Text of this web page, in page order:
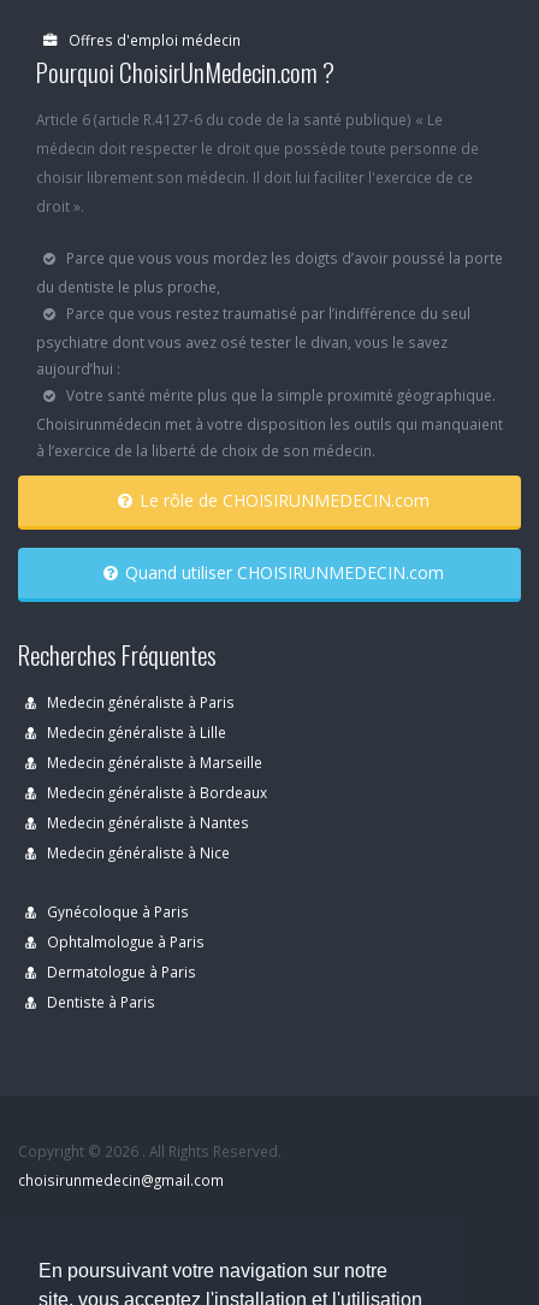
En poursuivant votre navigation sur notre
site, vous acceptez l'installation et l'utilisation
Offres d'emploi médecin
Pourquoi ChoisirUnMedecin.com ?
Article 6 (article R.4127-6 du code de la santé publique) « Le
médecin doit respecter le droit que possède toute personne de
choisir librement son médecin. Il doit lui faciliter l'exercice de ce
droit ».
Parce que vous vous mordez les doigts d’avoir poussé la porte
du dentiste le plus proche,
Parce que vous restez traumatisé par l’indifférence du seul
psychiatre dont vous avez osé tester le divan, vous le savez
aujourd’hui :
Votre santé mérite plus que la simple proximité géographique.
Choisirunmédecin met à votre disposition les outils qui manquaient
à l’exercice de la liberté de choix de son médecin.
Le rôle de CHOISIRUNMEDECIN.com
Quand utiliser CHOISIRUNMEDECIN.com
Recherches Fréquentes
Medecin généraliste à Paris
Medecin généraliste à Lille
Medecin généraliste à Marseille
Medecin généraliste à Bordeaux
Medecin généraliste à Nantes
Medecin généraliste à Nice
Gynécoloque à Paris
Ophtalmologue à Paris
Dermatologue à Paris
Dentiste à Paris
Copyright © 2026 . All Rights Reserved.
choisirunmedecin@gmail.com
Accueil